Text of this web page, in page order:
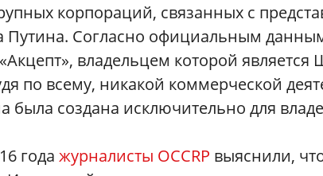
корпораций, связанных с
Путина. Согласно официальным
владельцем которой
по всему, никакой коммерческой
была создана исключительно для
года журналисты OCCRP выяснили,